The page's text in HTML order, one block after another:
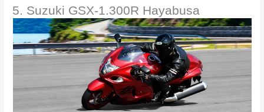
5. Suzuki GSX-1.300R Hayabusa